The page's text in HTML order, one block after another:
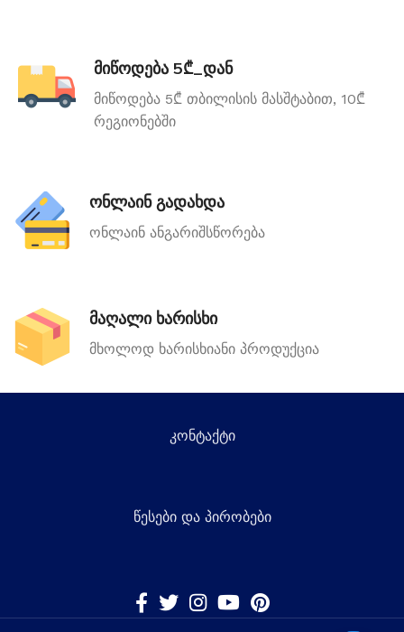
მიწოდება 5₾_დან
მიწოდება 5₾ თბილისის მასშტაბით, 10₾
რეგიონებში
ონლაინ გადახდა
ონლაინ ანგარიშსწორება
მაღალი ხარისხი
მხოლოდ ხარისხიანი პროდუქცია
კონტაქტი
წესები და პირობები